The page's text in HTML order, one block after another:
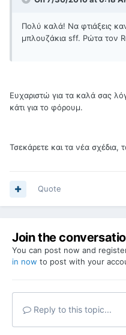
Πολύ καλά! Να φτιάξεις
μπλουζάκια sff. Ρώτα τον
Ευχαριστώ για τα καλά σας
κάτι για το φόρουμ.
Τσεκάρετε και τα νέα
Quote
Join the
You can post now and
in now to post with your
Reply to this topic...